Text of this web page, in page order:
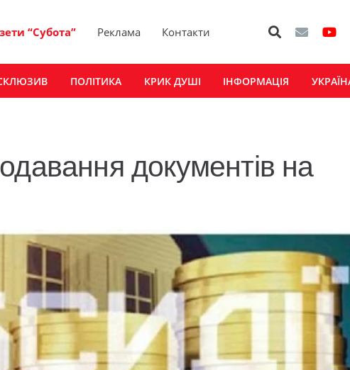
“Субота” Реклама Контакти
ПОЛІТИКА КРИК ДУШІ ІНФОРМАЦІЯ
документів на